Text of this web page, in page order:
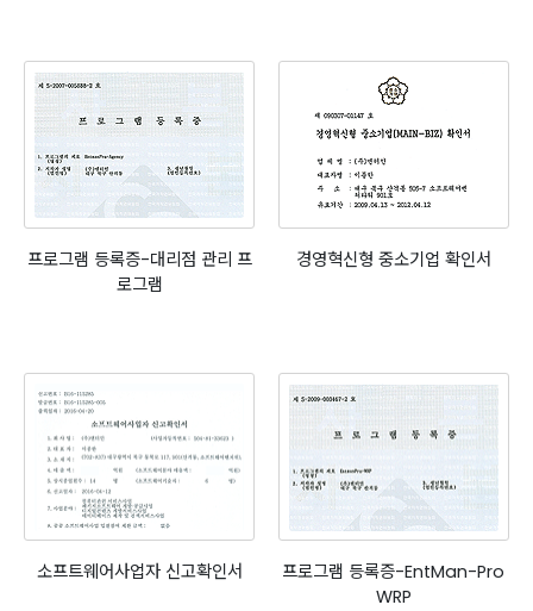
프로그램 등록증-대리점 관리 프
로그램
경영혁신형 중소기업 확인서
소프트웨어사업자 신고확인서
프로그램 등록증-EntMan-Pro
WRP